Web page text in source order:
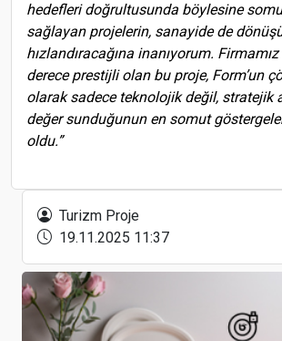
hedefleri doğrultusunda böylesine
sağlayan projelerin, sanayide de
hızlandıracağına inanıyorum.
derece prestijli olan bu proje, Form’un
olarak sadece teknolojik değil, stratejik
değer sunduğunun en somut
oldu.”
Turizm Proje
19.11.2025 11:37
Çıkarıyor
Turizmde rekor büyüme yaşayan
2026’da Türkiye ile ilişkilerini